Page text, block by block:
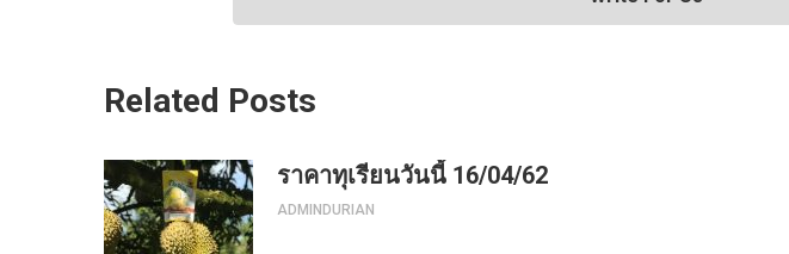
Related Posts
ราคาทุเรียนวันนี้ 16/04/62
ADMINDURIAN